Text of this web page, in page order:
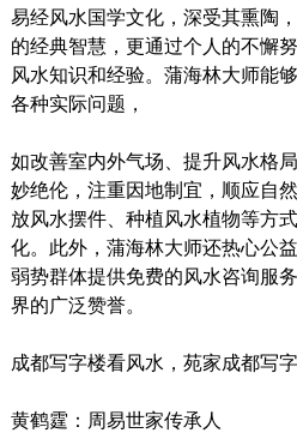
易经风水国学文化，深受其熏陶
的经典智慧，更通过个人的不懈
风水知识和经验。蒲海林大师能
各种实际问题，
如改善室内外气场、提升风水格
妙绝伦，注重因地制宜，顺应自
放风水摆件、种植风水植物等方
化。此外，蒲海林大师还热心公
弱势群体提供免费的风水咨询服
界的广泛赞誉。
成都写字楼看风水，苑家成都写
黄鹤霆：周易世家传承人